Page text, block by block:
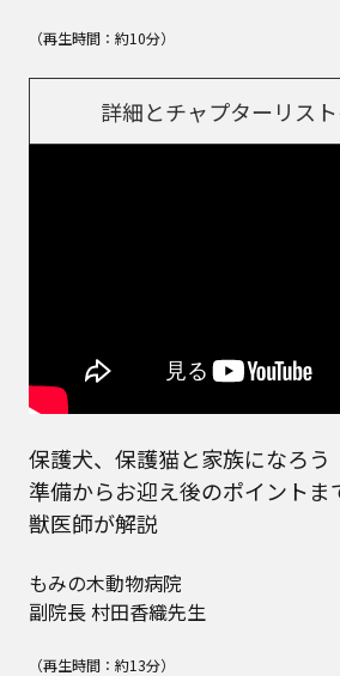
（再生時間：約10分）
詳細とチャプターリス
保護犬、保護猫と家族になろう
準備からお迎え後のポイントま
獣医師が解説
もみの木動物病院
副院長 村田香織先生
（再生時間：約13分）